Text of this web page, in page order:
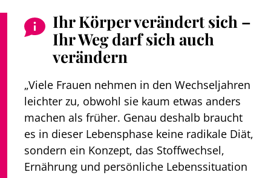
Ihr Körper verändert sich –
Ihr Weg darf sich auch
verändern
„Viele Frauen nehmen in den Wechseljahren
leichter zu, obwohl sie kaum etwas anders
machen als früher. Genau deshalb braucht
es in dieser Lebensphase keine radikale Diät,
sondern ein Konzept, das Stoffwechsel,
Ernährung und persönliche Lebenssituation